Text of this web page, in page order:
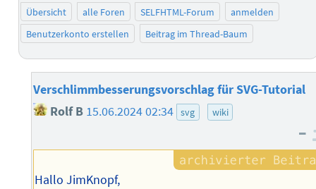
Übersicht alle Foren SELFHTML-Forum
anmelden
Benutzerkonto erstellen
Beitrag im Thread-Baum
Verschlimmbesserungsvorschlag für SVG-Tutorial
Rolf B 15.06.2024 02:34 svg wiki
–
Hallo JimKnopf,